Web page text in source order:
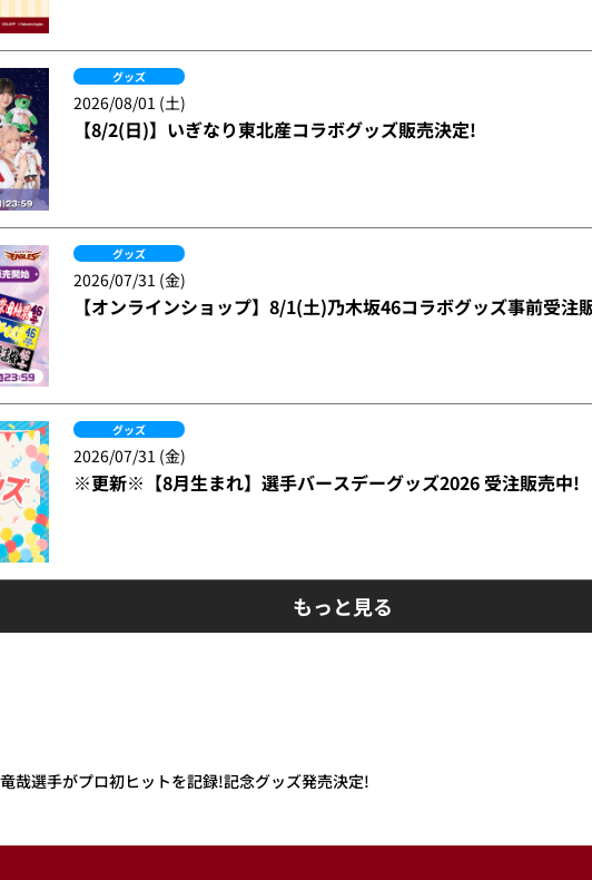
グッズ
2026/08/01 (土)
【8/2(日)】いぎなり東北産コラボグッズ販売決定!
グッズ
2026/07/31 (金)
【オンラインショップ】8/1(土)乃木坂46コラボグッズ事前受注
グッズ
2026/07/31 (金)
※更新※【8月生まれ】選手バースデーグッズ2026 受注販売中!
もっと見る
哉選手がプロ初ヒットを記録!記念グッズ発売決定!